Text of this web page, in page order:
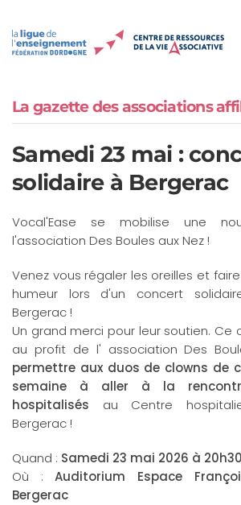
Accéder au contenu principal
La gazette des associations
Samedi 23 mai :
solidaire à Bergerac
Vocal'Ease se mobilise une
l'association Des Boules aux Nez !
Venez vous régaler les oreilles et
humeur lors d'un concert
Bergerac !
Un grand merci pour leur soutien. Ce
au profit de l' association Des
permettre aux duos de clowns de
semaine à aller à la
hospitalisés au Centre
Bergerac !
Quand : Samedi 23 mai 2026 à 20h30
Où :
Auditorium Espace
Bergerac